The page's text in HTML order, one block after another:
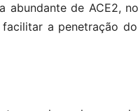
abundante de ACE2,
a penetração